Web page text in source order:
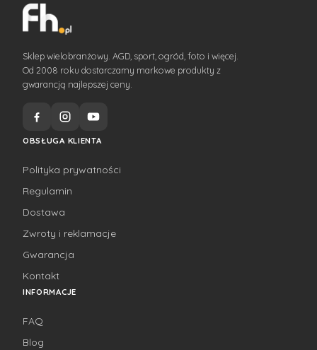
Sklep wielobranżowy. AGD, sport, ogród, foto i więcej.
Od 2008 roku dostarczamy markowe produkty z
gwarancją najlepszej ceny.
OBSŁUGA KLIENTA
Polityka prywatności
Regulamin
Dostawa
Zwroty i reklamacje
Gwarancja
Kontakt
INFORMACJE
FAQ
Blog